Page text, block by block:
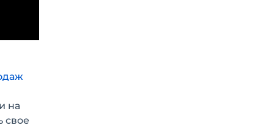
на
свое